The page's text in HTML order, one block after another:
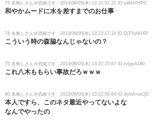
73 名無しさん＠恐縮です：2013/06/05(水) 13:21:57.22 ID:u4HiiYHP0
和やかムードに水を差すまでのお仕事
74 名無しさん＠恐縮です：2013/06/05(水) 13:22:17.14 ID:DjT5v6HXP
こういう時の森脇なんじゃないの？
75 名無しさん＠恐縮です：2013/06/05(水) 13:22:25.67 ID:tvtgsA180
これ八木ももらい事故だろｗｗｗ
80 名無しさん＠恐縮です：2013/06/05(水) 13:22:50.84 ID:AybA+osQ0
本人ですら、このネタ最近やってないよな
なんでやったの